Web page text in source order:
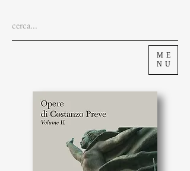
ME
NU